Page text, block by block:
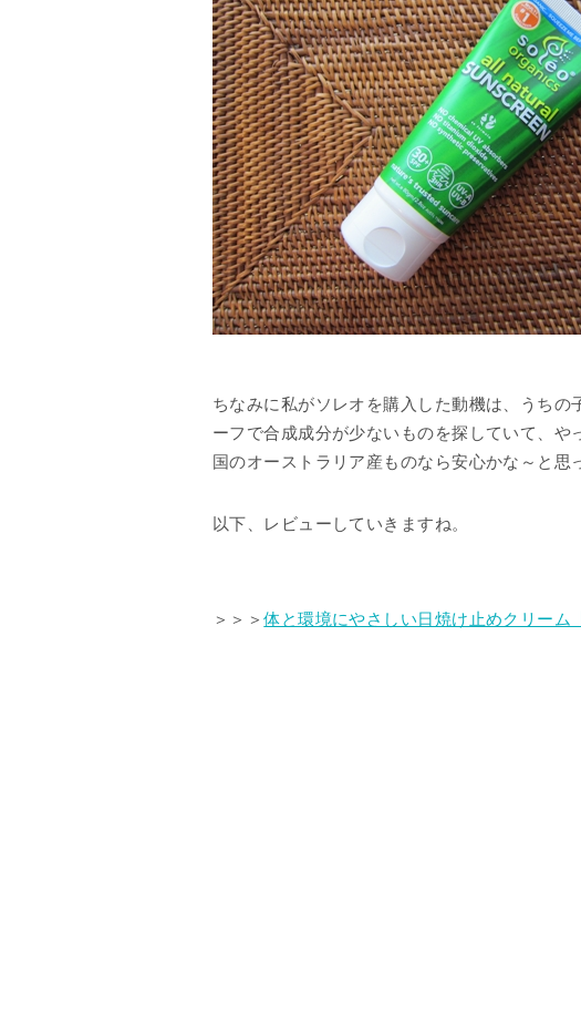
ちなみに私がソレオを購入した動機は、うち
ーフで合成成分が少ないものを探していて、
国のオーストラリア産ものなら安心かな～と思
以下、レビューしていきますね。
＞＞＞体と環境にやさしい日焼け止めクリーム